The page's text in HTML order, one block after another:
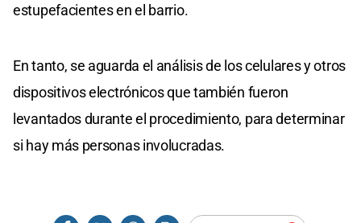
estupefacientes en el barrio.
En tanto, se aguarda el análisis de los celulares y otros
dispositivos electrónicos que también fueron
levantados durante el procedimiento, para determinar
si hay más personas involucradas.